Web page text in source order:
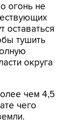
огонь не
оставаться
тушить
округа
чем 4,5
чего